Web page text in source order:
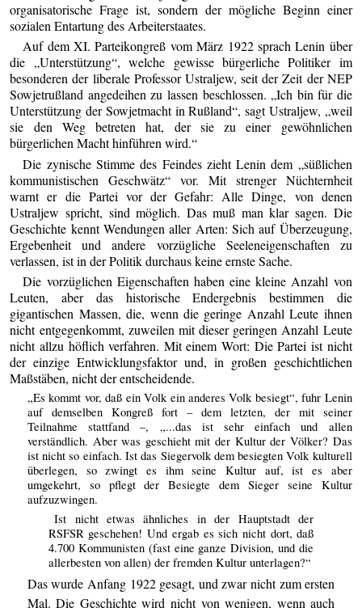
organisatorische Frage ist, sondern der mögliche Beginn einer
sozialen Entartung des Arbeiterstaates.
Auf dem XI. Parteikongreß vom März 1922 sprach Lenin über
die „Unterstützung“, welche gewisse bürgerliche Politiker im
besonderen der liberale Professor Ustraljew, seit der Zeit der NEP
Sowjetrußland angedeihen zu lassen beschlossen. „Ich bin für die
Unterstützung der Sowjetmacht in Rußland“, sagt Ustraljew, „weil
sie den Weg betreten hat, der sie zu einer gewöhnlichen
bürgerlichen Macht hinführen wird.“
Die zynische Stimme des Feindes zieht Lenin dem „süßlichen
kommunistischen Geschwätz“ vor. Mit strenger Nüchternheit
warnt er die Partei vor der Gefahr: Alle Dinge, von denen
Ustraljew spricht, sind möglich. Das muß man klar sagen. Die
Geschichte kennt Wendungen aller Arten: Sich auf Überzeugung,
Ergebenheit und andere vorzügliche Seeleneigenschaften zu
verlassen, ist in der Politik durchaus keine ernste Sache.
Die vorzüglichen Eigenschaften haben eine kleine Anzahl von
Leuten, aber das historische Endergebnis bestimmen die
gigantischen Massen, die, wenn die geringe Anzahl Leute ihnen
nicht entgegenkommt, zuweilen mit dieser geringen Anzahl Leute
nicht allzu höflich verfahren. Mit einem Wort: Die Partei ist nicht
der einzige Entwicklungsfaktor und, in großen geschichtlichen
Maßstäben, nicht der entscheidende.
„Es kommt vor, daß ein Volk ein anderes Volk besiegt“, fuhr Lenin
auf demselben Kongreß fort – dem letzten, der mit seiner
Teilnahme stattfand –, „...das ist sehr einfach und allen
verständlich. Aber was geschieht mit der Kultur der Völker? Das
ist nicht so einfach. Ist das Siegervolk dem besiegten Volk kulturell
überlegen, so zwingt es ihm seine Kultur auf, ist es aber
umgekehrt, so pflegt der Besiegte dem Sieger seine Kultur
aufzuzwingen.
Ist nicht etwas ähnliches in der Hauptstadt der
RSFSR geschehen! Und ergab es sich nicht dort, daß
4.700 Kommunisten (fast eine ganze Division, und die
allerbesten von allen) der fremden Kultur unterlagen?“
Das wurde Anfang 1922 gesagt, und zwar nicht zum ersten
Mal. Die Geschichte wird nicht von wenigen, wenn auch